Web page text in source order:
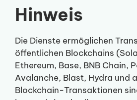
Hinweis
Die Dienste ermöglichen
öffentlichen Blockchains
Ethereum, Base, BNB Chain,
Avalanche, Blast, Hydra und
Blockchain-Transaktionen